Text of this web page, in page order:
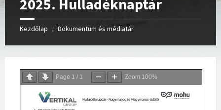
2025. Hulladéknaptár
Kezdőlap / Dokumentum és médiatár
Page 1 / 1 Zoom 100%